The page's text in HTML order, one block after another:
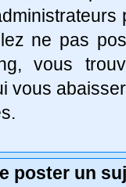
ne pas
vous
vous
poster un